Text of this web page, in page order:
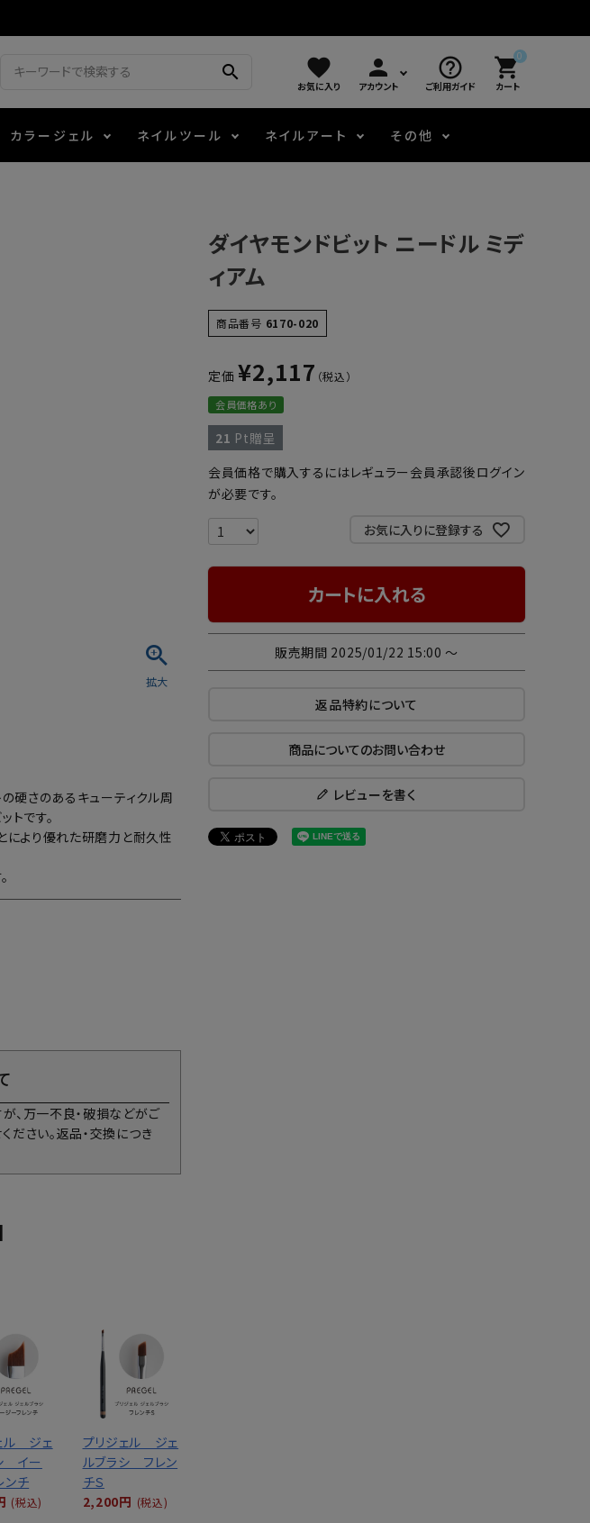
search favorite
お気に入り
person
アカウント
help_outline
ご利用ガイド
0
shopping_cart
カート
カラージェル
ニュアンスジェル
エメナコラボジェル
ネイルツール ネイルアート その他
硬さのあるキューティクル周
です。
により優れた研磨力と耐久性
、万一不良・破損などがご
ださい。返品・交換につき
ル ジェ
イー
ンチ
(税込)
プリジェル ジェ
ルブラシ フレン
チＳ
2,200円 (税込)
ダイヤモンドビット ニードル ミデ
ィアム
商品番号 6170-020
定価 ¥2,117
会員価格あり
21 Pt贈呈
会員価格で購入するにはレギュラー会員承認後ログイン
が必要です。
お気に入りに登録する
カートに入れる
販売期間 2025/01/22 15:00 〜
返品特約について
商品についてのお問い合わせ
レビューを書く